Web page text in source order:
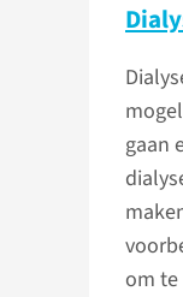
gaan
om